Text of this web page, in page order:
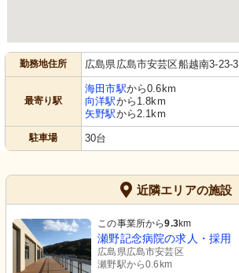
勤務地住所 広島県広島市安芸区船越南3-23-3
最寄り駅
海田市駅から0.6km
向洋駅から1.8km
矢野駅から2.1km
駐車場 30台
近隣エリアの施設
この事業所から9.3km
瀬野記念病院の求人・採用
広島県広島市安芸区
瀬野駅から0.6km